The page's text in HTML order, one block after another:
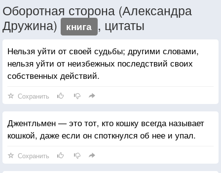
Оборотная сторона (Александра
Дружина)
книга , цитаты
Нельзя уйти от своей судьбы; другими словами,
нельзя уйти от неизбежных последствий своих
собственных действий.
Сохранить
Джентльмен — это тот, кто кошку всегда называет
кошкой, даже если он споткнулся об нее и упал.
Сохранить